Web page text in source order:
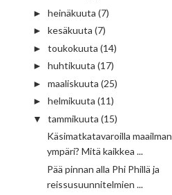
► heinäkuuta (7)
► kesäkuuta (7)
► toukokuuta (14)
► huhtikuuta (17)
► maaliskuuta (25)
► helmikuuta (11)
▼ tammikuuta (15)
Käsimatkatavaroilla maailman
ympäri? Mitä kaikkea ...
Pää pinnan alla Phi Phillä ja
reissusuunnitelmien ...